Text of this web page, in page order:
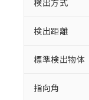
検出方式
検出距離
標準検出物体
指向角